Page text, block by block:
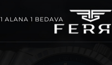
1 ALANA 1 BEDAVA